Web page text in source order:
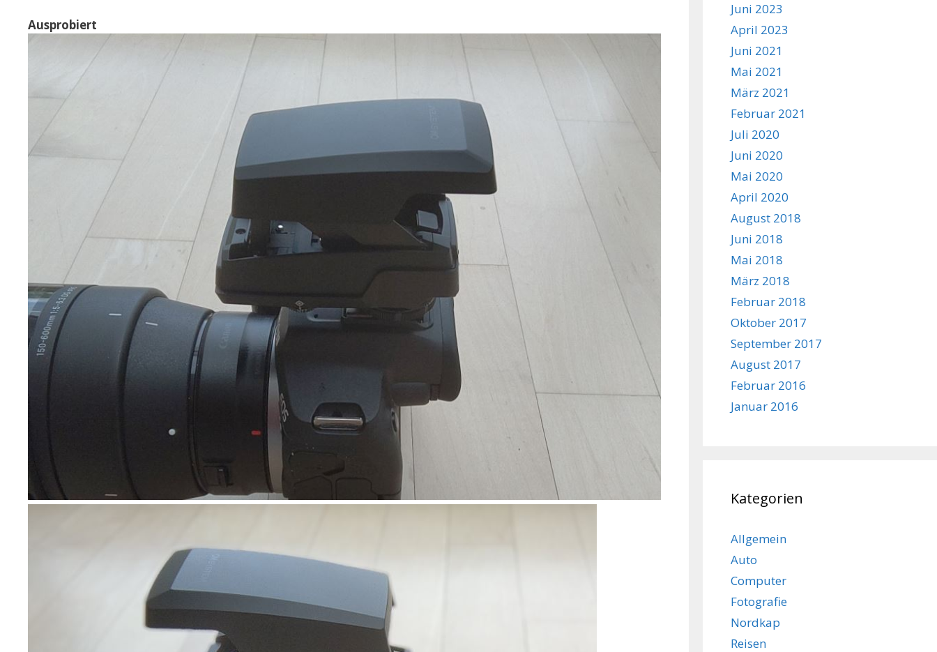
Ausprobiert
Juni 2023
April 2023
Juni 2021
Mai 2021
März 2021
Februar 2021
Juli 2020
Juni 2020
Mai 2020
April 2020
August 2018
Juni 2018
Mai 2018
März 2018
Februar 2018
Oktober 2017
September 2017
August 2017
Februar 2016
Januar 2016
Kategorien
Allgemein
Auto
Computer
Fotografie
Nordkap
Reisen